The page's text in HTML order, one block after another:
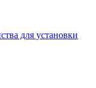
для установки